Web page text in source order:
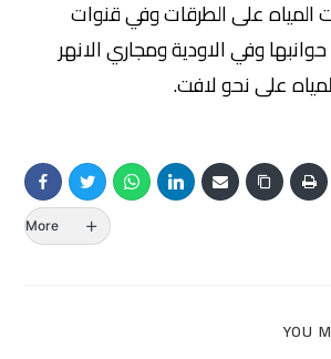
المياه على الطرقات وفي قنوات
وفي الاودية ومجاري الانهر
على نحو لافت.
More
YOU